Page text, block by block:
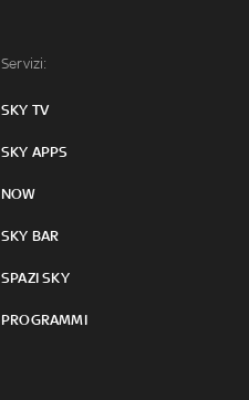
Servizi:
SKY TV
SKY APPS
NOW
SKY BAR
SPAZI SKY
PROGRAMMI